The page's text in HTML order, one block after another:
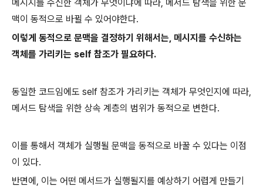
메시지를 수신한 객체가 무엇이냐에 따라, 메서드 탐색을 위한 문
맥이 동적으로 바뀔 수 있어야한다.
이렇게 동적으로 문맥을 결정하기 위해서는, 메시지를 수신하는
객체를 가리키는 self 참조가 필요하다.
동일한 코드임에도 self 참조가 가리키는 객체가 무엇인지에 따라,
메서드 탐색을 위한 상속 계층의 범위가 동적으로 변한다.
이를 통해서 객체가 실행될 문맥을 동적으로 바꿀 수 있다는 이점
이 있다.
반면에, 이는 어떤 메서드가 실행될지를 예상하기 어렵게 만들기